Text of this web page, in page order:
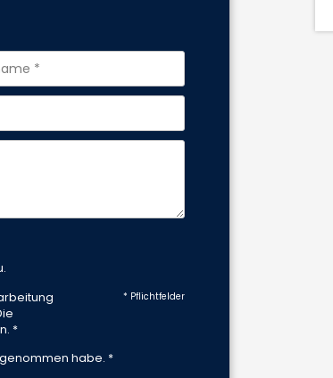
*
* Pflichtfelder
genommen habe. *